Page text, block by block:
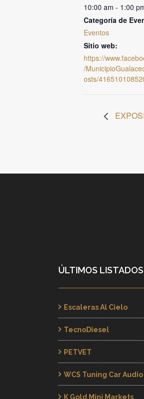
10:00 am - 1:00
Categoría de
Eventos
Sitio web:
https://
/
osts/
ÚLTIMOS LISTADOS
Escaleras Al Cielo
TecnoDiesel
PETVET
WCS Tuning Car Audio
K Gold Mini Markets